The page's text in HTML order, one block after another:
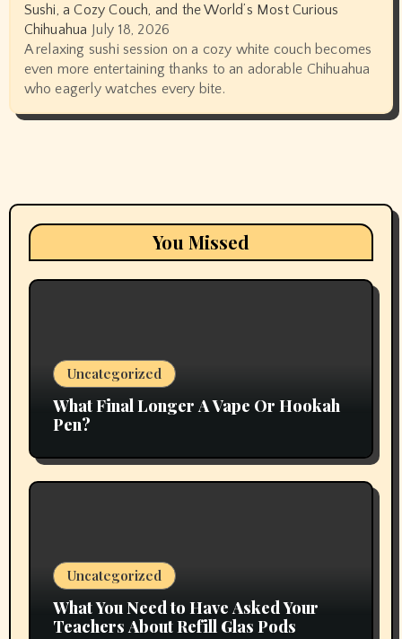
Sushi, a Cozy Couch, and the World’s Most Curious
Chihuahua July 18, 2026
A relaxing sushi session on a cozy white couch becomes
even more entertaining thanks to an adorable Chihuahua
who eagerly watches every bite.
You Missed
Uncategorized
What Final Longer A Vape Or Hookah
Pen?
Uncategorized
What You Need to Have Asked Your
Teachers About Refill Glas Pods